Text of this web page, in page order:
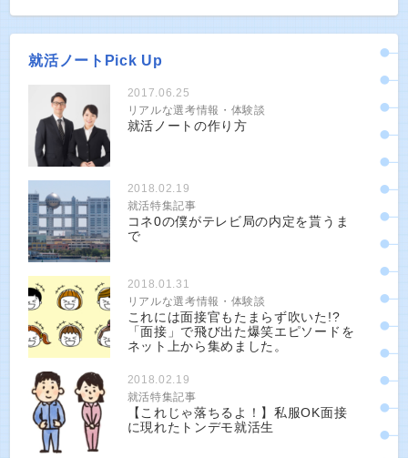
就活ノートPick Up
2017.06.25
リアルな選考情報・体験談
就活ノートの作り方
2018.02.19
就活特集記事
コネ0の僕がテレビ局の内定を貰うま
で
2018.01.31
リアルな選考情報・体験談
これには面接官もたまらず吹いた!?
「面接」で飛び出た爆笑エピソードを
ネット上から集めました。
2018.02.19
就活特集記事
【これじゃ落ちるよ！】私服OK面接
に現れたトンデモ就活生